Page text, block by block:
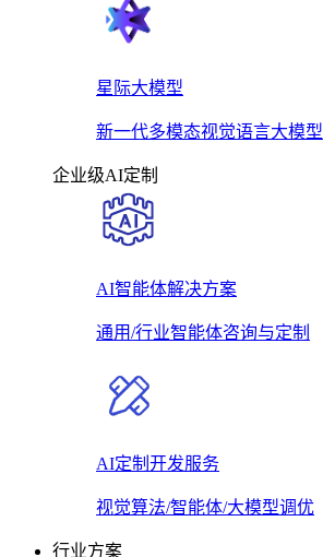
星际大模型
新一代多模态视觉语言大模型
企业级AI定制
AI智能体解决方案
通用/行业智能体咨询与定制
AI定制开发服务
视觉算法/智能体/大模型调优
行业方案